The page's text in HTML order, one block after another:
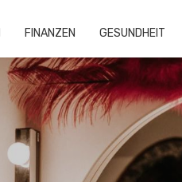
FINANZEN GESUNDHEIT